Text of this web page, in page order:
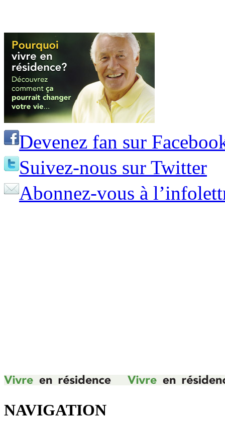
Devenez fan sur
Suivez-nous sur Twitter
Abonnez-vous à
NAVIGATION